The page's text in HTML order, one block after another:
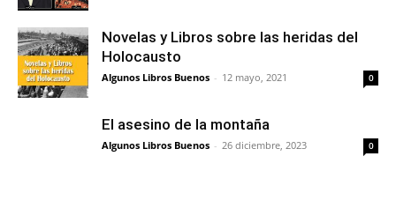
Novelas y Libros sobre las heridas del
Holocausto
Algunos Libros Buenos - 12 mayo, 2021 0
El asesino de la montaña
Algunos Libros Buenos - 26 diciembre, 2023 0